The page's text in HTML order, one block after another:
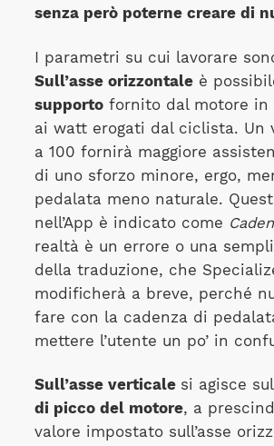
senza però poterne creare di
I parametri su cui lavorare
Sull’asse orizzontaleè
supportofornito dal motore in
ai watt erogati dal ciclista. Un
a 100 fornirà maggiore
di uno sforzo minore, ergo,
pedalata meno naturale.
nell’App è indicato come
realtà è un errore o una
della traduzione, che
modificherà a breve, perché
fare con la cadenza di
mettere l’utente un po’ in
Sull’asse verticale si agisce
di picco del motore, a
valore impostato sull’asse